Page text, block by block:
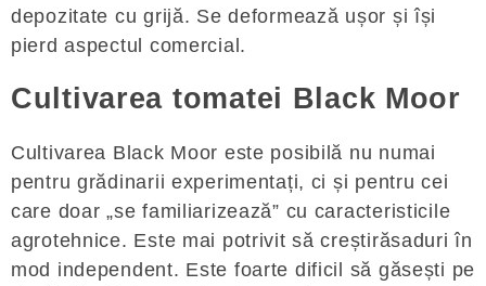
depozitate cu grijă. Se deformează ușor și își
pierd aspectul comercial.
Cultivarea tomatei Black Moor
Cultivarea Black Moor este posibilă nu numai
pentru grădinarii experimentați, ci și pentru cei
care doar „se familiarizează” cu caracteristicile
agrotehnice. Este mai potrivit să creștirăsaduri în
mod independent. Este foarte dificil să găsești pe